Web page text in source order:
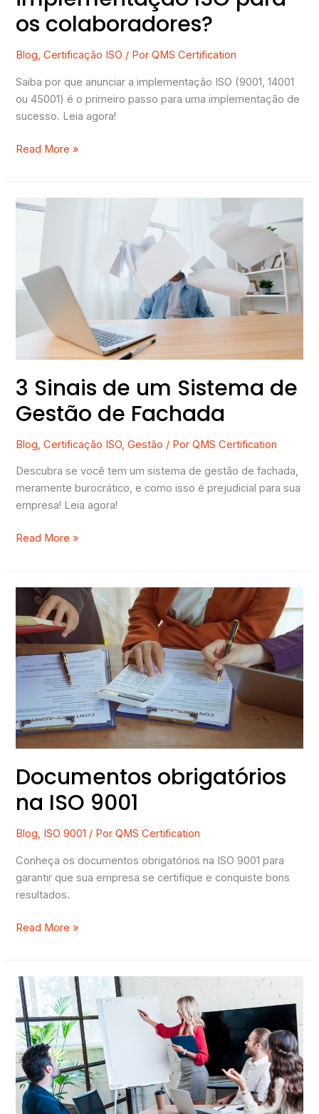
os colaboradores?
Blog,Certificação ISO / PorQMS Certification
Saiba por que anunciar a implementação ISO (9001, 14001
ou 45001) é o primeiro passo para uma implementação de
sucesso. Leia agora!
Read More »
3 Sinais de um Sistema de
Gestão de Fachada
Blog,Certificação ISO,Gestão / PorQMS Certification
Descubra se você tem um sistema de gestão de fachada,
meramente burocrático, e como isso é prejudicial para sua
empresa! Leia agora!
3
Sistema
de
Gestão
Fachada
Read More »
Documentos obrigatórios
na ISO 9001
Blog, ISO 9001 / PorQMS Certification
Conheça os documentos obrigatórios na ISO 9001 para
garantir que sua empresa se certifique e conquiste bons
resultados.
Documentos
obrigatórios
na
ISO
9001
Read More »
Como
o
5W2H
pode
ajudar
o
seu
Sistema